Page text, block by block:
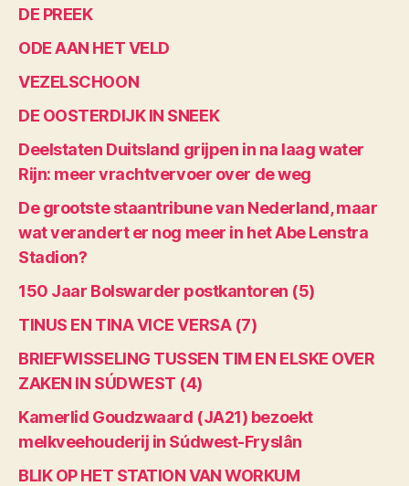
DE PREEK
ODE AAN HET VELD
VEZELSCHOON
DE OOSTERDIJK IN SNEEK
Deelstaten Duitsland grijpen in na laag water
Rijn: meer vrachtvervoer over de weg
De grootste staantribune van Nederland, maar
wat verandert er nog meer in het Abe Lenstra
Stadion?
150 Jaar Bolswarder postkantoren (5)
TINUS EN TINA VICE VERSA (7)
BRIEFWISSELING TUSSEN TIM EN ELSKE OVER
ZAKEN IN SÚDWEST (4)
Kamerlid Goudzwaard (JA21) bezoekt
melkveehouderij in Súdwest-Fryslân
BLIK OP HET STATION VAN WORKUM